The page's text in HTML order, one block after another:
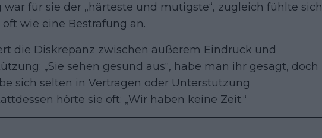
war für sie der „härteste und mutigste“, zugleich fühlte sich
oft wie eine Bestrafung an.
die Diskrepanz zwischen äußerem Eindruck und
„Sie sehen gesund aus“, habe man ihr gesagt, doch
sich selten in Verträgen oder Unterstützung
hörte sie oft: „Wir haben keine Zeit.“